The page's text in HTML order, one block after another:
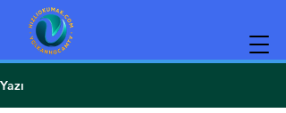
Yazı